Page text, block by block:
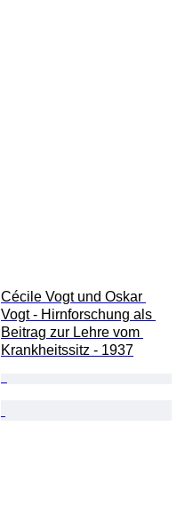
Cécile Vogt und Oskar
Vogt - Hirnforschung als
Beitrag zur Lehre vom
Krankheitssitz - 1937